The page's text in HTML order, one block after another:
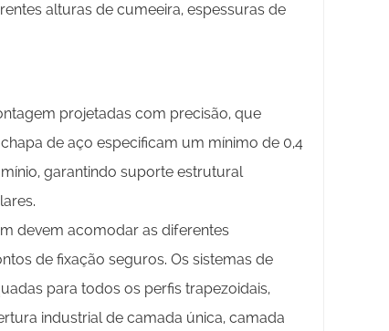
alturas de cumeeira, espessuras de
projetadas com precisão, que
de aço especificam um mínimo de 0,4
garantindo suporte estrutural
devem acomodar as diferentes
de fixação seguros. Os sistemas de
para todos os perfis trapezoidais,
industrial de camada única, camada